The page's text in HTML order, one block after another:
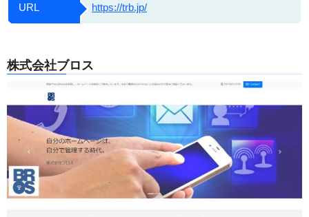
URL https://trb.jp/
株式会社ブロス